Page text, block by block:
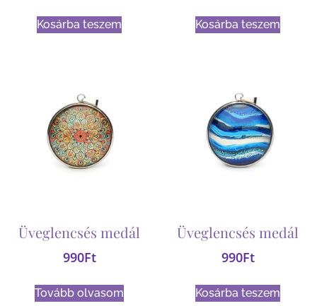
Kosárba teszem Kosárba teszem
Üveglencsés medál
990Ft
Tovább olvasom
Üveglencsés medál
990Ft
Kosárba teszem